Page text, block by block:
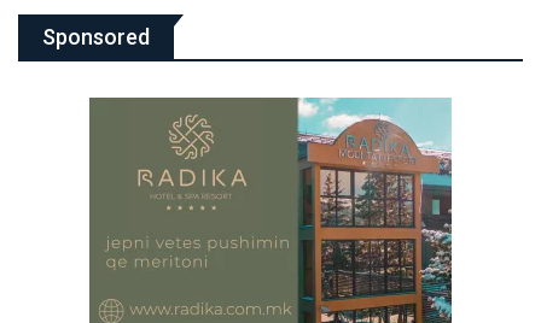
Sponsored